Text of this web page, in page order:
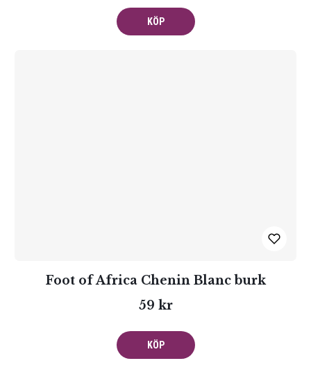
KÖP
Foot of Africa Chenin Blanc burk
59 kr
KÖP